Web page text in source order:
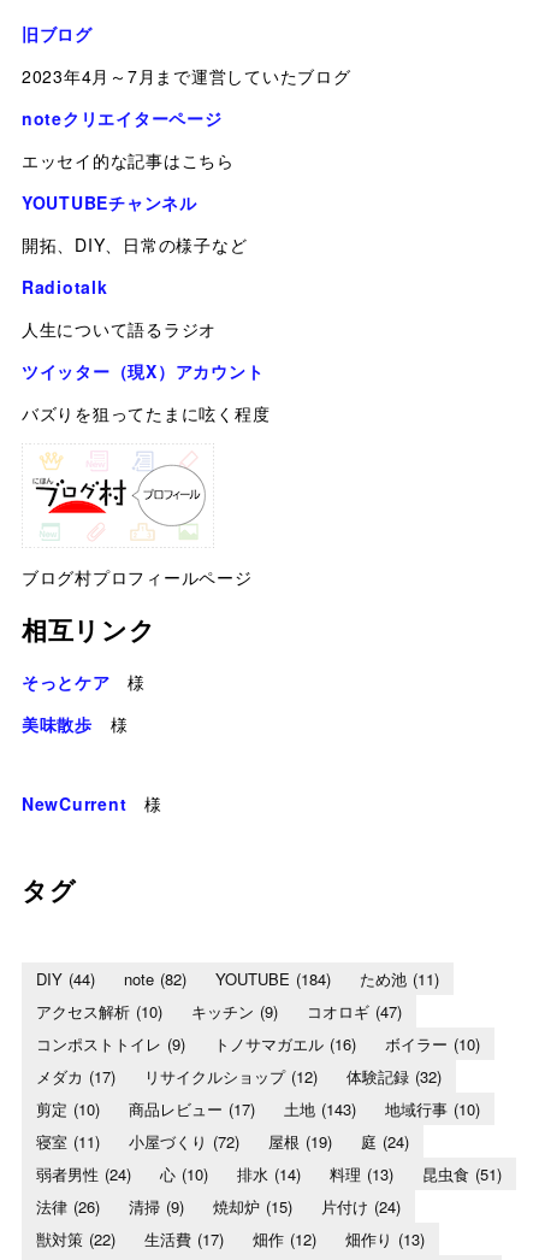
旧ブログ
2023年4月～7月まで運営していたブログ
noteクリエイターページ
エッセイ的な記事はこちら
YOUTUBEチャンネル
開拓、DIY、日常の様子など
Radiotalk
人生について語るラジオ
ツイッター（現X）アカウント
バズりを狙ってたまに呟く程度
ブログ村プロフィールページ
相互リンク
そっとケア 様
美味散歩 様
NewCurrent 様
タグ
DIY (44) note (82) YOUTUBE (184) ため池 (11)
アクセス解析 (10) キッチン (9) コオロギ (47)
コンポストトイレ (9) トノサマガエル (16) ボイラー (10)
メダカ (17) リサイクルショップ (12) 体験記録 (32)
剪定 (10) 商品レビュー (17) 土地 (143) 地域行事 (10)
寝室 (11) 小屋づくり (72) 屋根 (19) 庭 (24)
弱者男性 (24) 心 (10) 排水 (14) 料理 (13) 昆虫食 (51)
法律 (26) 清掃 (9) 焼却炉 (15) 片付け (24)
獣対策 (22) 生活費 (17) 畑作 (12) 畑作り (13)